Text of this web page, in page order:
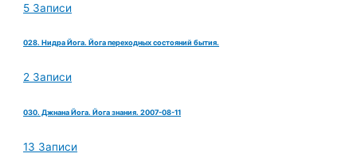
5 Записи
028. Нидра Йога. Йога переходных состояний бытия.
2 Записи
030. Джнана Йога. Йога знания. 2007-08-11
13 Записи